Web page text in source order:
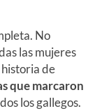
No
las mujeres
de
que marcaron
los gallegos.